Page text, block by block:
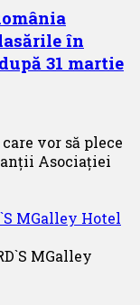
în
31 martie
vor să plece
Asociației
MGalley Hotel